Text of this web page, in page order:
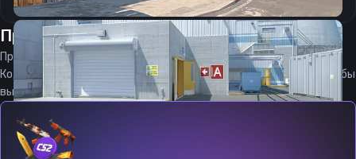
Прицелстопот10.08.2026
Прицел sT0Pявляется актуальным на
10.08.2026
Код прицела
CS 2 стараемся еженедельно обновлять, чтобы
вы могли играть с актуальными настройками игрока.